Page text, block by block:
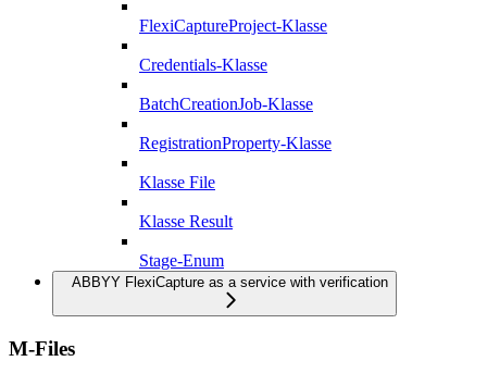
FlexiCaptureProject-Klasse
Credentials-Klasse
BatchCreationJob-Klasse
RegistrationProperty-Klasse
Klasse File
Klasse Result
Stage-Enum
ABBYY FlexiCapture as a service with verification
M-Files